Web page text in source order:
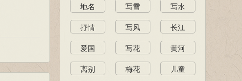
地名 写雪 写水
抒情 写风 长江
爱国 写花 黄河
离别 梅花 儿童